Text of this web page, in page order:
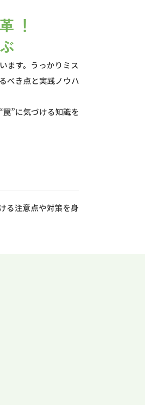
！
ます。うっかりミス
べき点と実践ノウハ
”に気づける知識を
る注意点や対策を身